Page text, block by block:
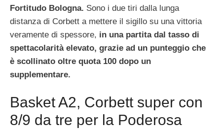
Fortitudo Bologna. Sono i due tiri dalla lunga
distanza di Corbett a mettere il sigillo su una vittoria
veramente di spessore, in una partita dal tasso di
spettacolarità elevato, grazie ad un punteggio che
è scollinato oltre quota 100 dopo un
supplementare.
Basket A2, Corbett super con
8/9 da tre per la Poderosa